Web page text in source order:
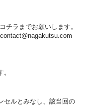
コチラまでお願いします。
contact@nagakutsu.com
セルとみなし、該当回の